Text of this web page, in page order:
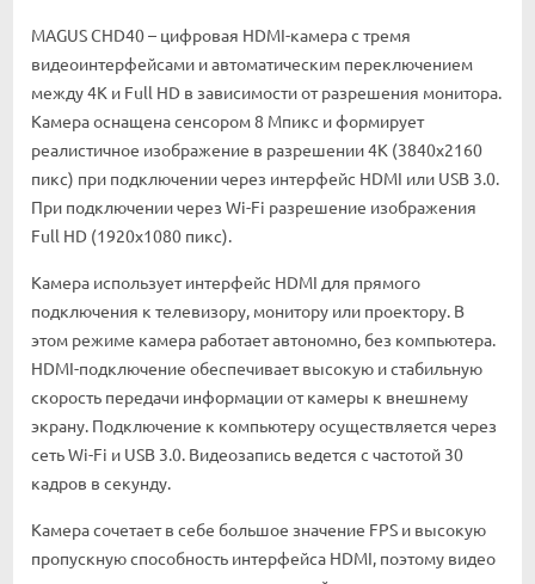
MAGUS CHD40 – цифровая HDMI-камера с тремя
видеоинтерфейсами и автоматическим переключением
между 4K и Full HD в зависимости от разрешения монитора.
Камера оснащена сенсором 8 Мпикс и формирует
реалистичное изображение в разрешении 4К (3840x2160
пикс) при подключении через интерфейс HDMI или USB 3.0.
При подключении через Wi-Fi разрешение изображения
Full HD (1920x1080 пикс).
Камера использует интерфейс HDMI для прямого
подключения к телевизору, монитору или проектору. В
этом режиме камера работает автономно, без компьютера.
HDMI-подключение обеспечивает высокую и стабильную
скорость передачи информации от камеры к внешнему
экрану. Подключение к компьютеру осуществляется через
сеть Wi-Fi и USB 3.0. Видеозапись ведется с частотой 30
кадров в секунду.
Камера сочетает в себе большое значение FPS и высокую
пропускную способность интерфейса HDMI, поэтому видео